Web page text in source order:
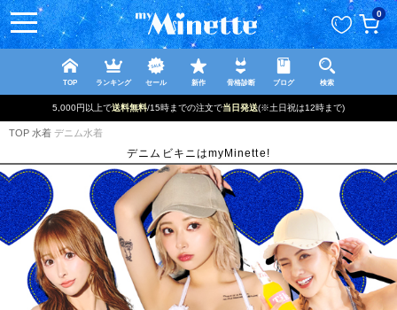
0
TOP ランキング セール 新作 骨格診断 ブログ 検索
5,000円以上で送料無料/15時までの注文で当日発送(※土日祝は12時まで)
TOP 水着 デニム水着
デニムビキニはmyMinette!
ペー
ジト
ップ